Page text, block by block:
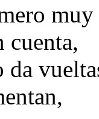
cuenta,
da